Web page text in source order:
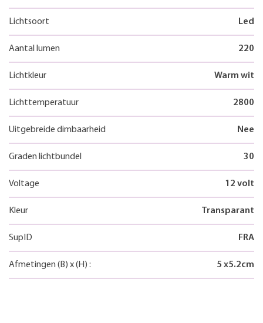
Lichtsoort Led
Aantal lumen 220
Lichtkleur Warm wit
Lichttemperatuur 2800
Uitgebreide dimbaarheid Nee
Graden lichtbundel 30
Voltage 12 volt
Kleur Transparant
SupID FRA
Afmetingen (B) x(H) : 5 x5.2cm